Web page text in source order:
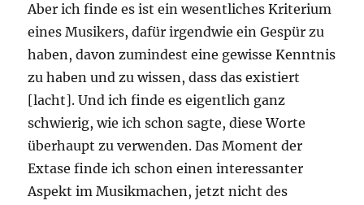
Aber ich finde es ist ein wesentliches Kriterium
eines Musikers, dafür irgendwie ein Gespür zu
haben, davon zumindest eine gewisse Kenntnis
zu haben und zu wissen, dass das existiert
[lacht]. Und ich finde es eigentlich ganz
schwierig, wie ich schon sagte, diese Worte
überhaupt zu verwenden. Das Moment der
Extase finde ich schon einen interessanter
Aspekt im Musikmachen, jetzt nicht des